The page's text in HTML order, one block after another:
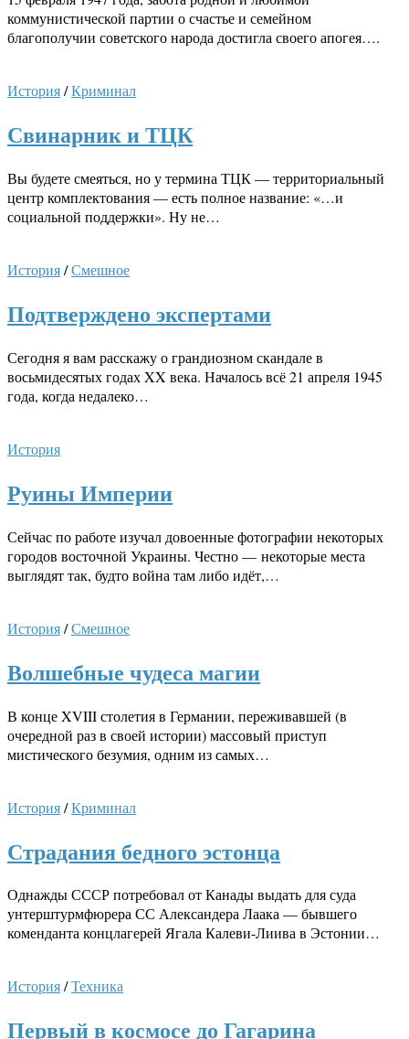
коммунистической партии о счастье и семейном
благополучии советского народа достигла своего апогея….
История/Криминал
Свинарник и ТЦК
Вы будете смеяться, но у термина ТЦК — территориальный
центр комплектования — есть полное название: «…и
социальной поддержки». Ну не…
История/Смешное
Подтверждено экспертами
Сегодня я вам расскажу о грандиозном скандале в
восьмидесятых годах XX века. Началось всё 21 апреля 1945
года, когда недалеко…
История
Руины Империи
Сейчас по работе изучал довоенные фотографии некоторых
городов восточной Украины. Честно — некоторые места
выглядят так, будто война там либо идёт,…
История/Смешное
Волшебные чудеса магии
В конце XVIII столетия в Германии, переживавшей (в
очередной раз в своей истории) массовый приступ
мистического безумия, одним из самых…
История/Криминал
Страдания бедного эстонца
Однажды СССР потребовал от Канады выдать для суда
унтерштурмфюрера СС Александера Лаака — бывшего
коменданта концлагерей Ягала Калеви-Лиива в Эстонии…
История/Техника
Первый в космосе до Гагарина